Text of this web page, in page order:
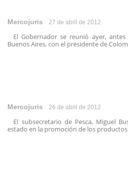
Mercojuris 27 de abril de 2012
El Gobernador se reunió ayer,
Buenos Aires, con el presidente de
Mercojuris 26 de abril de 2012
El subsecretario de Pesca, Miguel
estado en la promoción de los